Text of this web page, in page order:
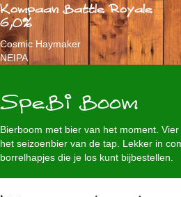
Kompaan Battle Royale
6,0%
Cosmic Haymaker
NEIPA
SpeBi Boom
Bierboom met bier van het moment.
het seizoenbier van de tap. Lekker in
borrelhapjes die je los kunt bijbestellen.